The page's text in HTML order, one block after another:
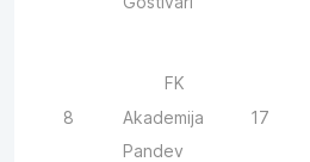
8
FK
Akademija
Pandev
17